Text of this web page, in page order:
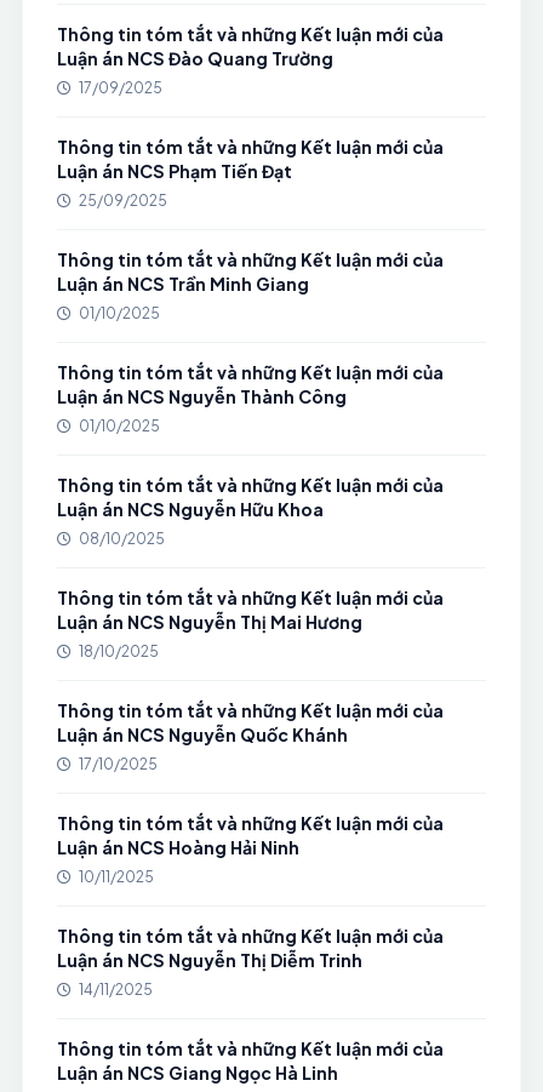
Thông tin tóm tắt và những Kết luận mới của
Luận án NCS Đào Quang Trường
17/09/2025
Thông tin tóm tắt và những Kết luận mới của
Luận án NCS Phạm Tiến Đạt
25/09/2025
Thông tin tóm tắt và những Kết luận mới của
Luận án NCS Trần Minh Giang
01/10/2025
Thông tin tóm tắt và những Kết luận mới của
Luận án NCS Nguyễn Thành Công
01/10/2025
Thông tin tóm tắt và những Kết luận mới của
Luận án NCS Nguyễn Hữu Khoa
08/10/2025
Thông tin tóm tắt và những Kết luận mới của
Luận án NCS Nguyễn Thị Mai Hương
18/10/2025
Thông tin tóm tắt và những Kết luận mới của
Luận án NCS Nguyễn Quốc Khánh
17/10/2025
Thông tin tóm tắt và những Kết luận mới của
Luận án NCS Hoàng Hải Ninh
10/11/2025
Thông tin tóm tắt và những Kết luận mới của
Luận án NCS Nguyễn Thị Diễm Trinh
14/11/2025
Thông tin tóm tắt và những Kết luận mới của
Luận án NCS Giang Ngọc Hà Linh